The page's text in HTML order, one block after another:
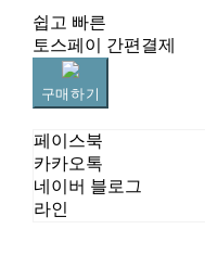
쉽고 빠른
토스페이 간편결제
구매하기
페이스북
카카오톡
네이버 블로그
라인